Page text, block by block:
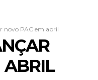
novo PAC em abril
ABRIL